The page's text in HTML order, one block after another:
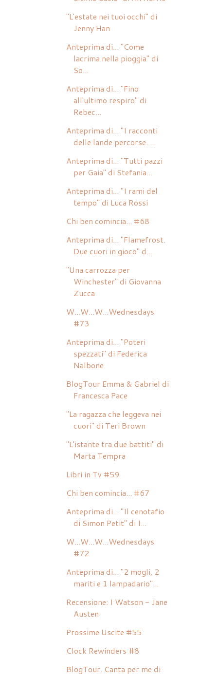
"L'estate nei tuoi occhi" di
Jenny Han
Anteprima di... "Come
lacrima nella pioggia" di
So...
Anteprima di... "Fino
all'ultimo respiro" di
Rebec...
Anteprima di... "I racconti
delle lande percorse. ...
Anteprima di... "Tutti pazzi
per Gaia" di Stefania...
Anteprima di... "I rami del
tempo" di Luca Rossi
Chi ben comincia... #68
Anteprima di... "Flamefrost.
Due cuori in gioco" d...
"Una carrozza per
Winchester" di Giovanna
Zucca
W...W...W...Wednesdays
#73
Anteprima di... "Poteri
spezzati" di Federica
Nalbone
BlogTour Emma & Gabriel di
Francesca Pace
"La ragazza che leggeva nei
cuori" di Teri Brown
"L'istante tra due battiti" di
Marta Tempra
Libri in Tv #59
Chi ben comincia... #67
Anteprima di... "Il cenotafio
di Simon Petit" di I...
W...W...W...Wednesdays
#72
Anteprima di... "2 mogli, 2
mariti e 1 lampadario"...
Recensione: I Watson - Jane
Austen
Prossime Uscite #55
Clock Rewinders #8
BlogTour. Canta per me di